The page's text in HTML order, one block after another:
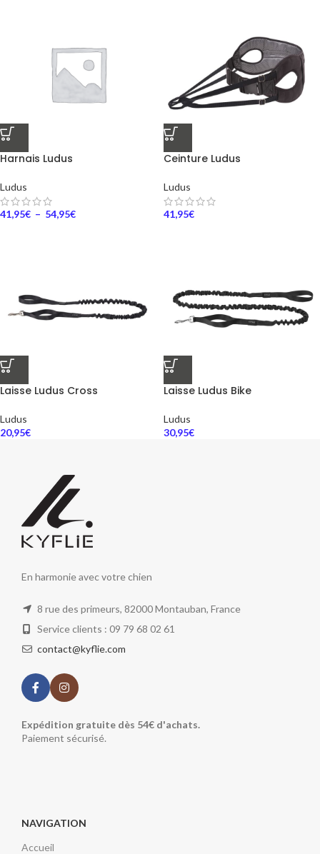
Harnais Ludus
Ludus
41,95€ – 54,95€
Ceinture Ludus
Ludus
41,95€
Laisse Ludus Cross
Ludus
20,95€
Laisse Ludus Bike
Ludus
30,95€
En harmonie avec votre chien
8 rue des primeurs, 82000 Montauban, France
Service clients : 09 79 68 02 61
contact@kyflie.com
Expédition gratuite dès 54€ d'achats.
Paiement sécurisé.
NAVIGATION
Accueil